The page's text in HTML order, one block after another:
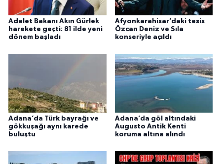
Adalet Bakanı Akın Gürlek
harekete geçti: 81 ilde yeni
dönem başladı
Afyonkarahisar’daki tesis
Özcan Deniz ve Sıla
konseriyle açıldı
Adana’da Türk bayrağı ve
gökkuşağı aynı karede
buluştu
Adana’da göl altındaki
Augusto Antik Kenti
koruma altına alındı